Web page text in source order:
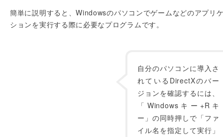
簡単に説明すると、Windowsのパソコンでゲームなどのアプリ
ションを実行する際に必要なプログラムです。
自分のパソコンに導入さ
れているDirectXのバー
ジョンを確認するには、
「Windowsキー+Rキ
ー」の同時押しで「ファ
イル名を指定して実行」